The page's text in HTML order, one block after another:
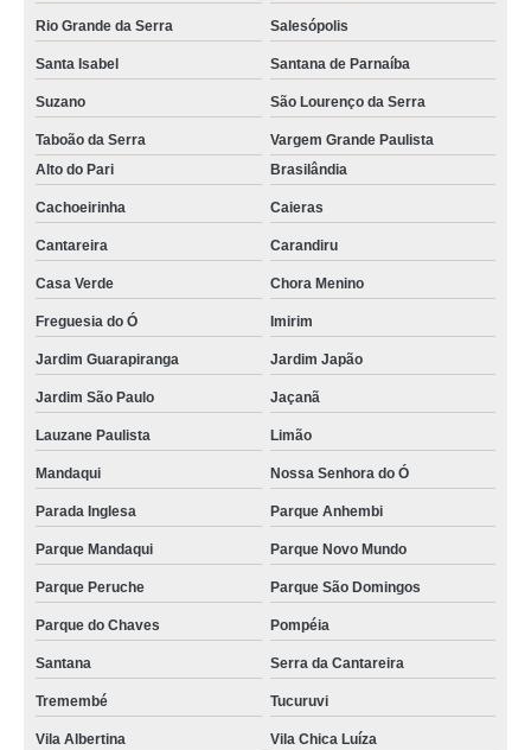
Rio Grande da Serra Salesópolis
Santa Isabel Santana de Parnaíba
Suzano São Lourenço da Serra
Taboão da Serra
Vargem Grande Paulista
Alto do Pari
Brasilândia
Cachoeirinha Caieras
Cantareira Carandiru
Casa Verde Chora Menino
Freguesia do Ó Imirim
Jardim Guarapiranga Jardim Japão
Jardim São Paulo Jaçanã
Lauzane Paulista Limão
Mandaqui Nossa Senhora do Ó
Parada Inglesa Parque Anhembi
Parque Mandaqui Parque Novo Mundo
Parque Peruche Parque São Domingos
Parque do Chaves Pompéia
Santana Serra da Cantareira
Tremembé Tucuruvi
Vila Albertina Vila Chica Luíza